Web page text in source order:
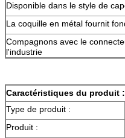
Disponible dans le style de
La coquille en métal fournit
Compagnons avec le
l'industrie
Caractéristiques du produit :
Type de produit :
Produit :